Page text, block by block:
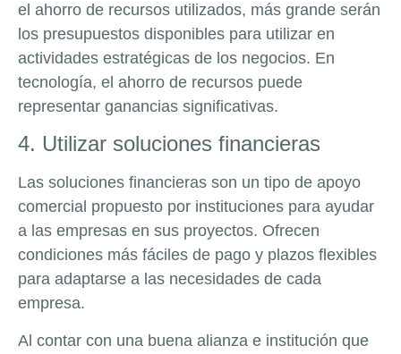
el ahorro de recursos utilizados, más grande serán
los presupuestos disponibles para utilizar en
actividades estratégicas de los negocios. En
tecnología, el ahorro de recursos puede
representar ganancias significativas.
4. Utilizar soluciones financieras
Las soluciones financieras son un tipo de apoyo
comercial propuesto por instituciones para ayudar
a las empresas en sus proyectos. Ofrecen
condiciones más fáciles de pago y plazos flexibles
para adaptarse a las necesidades de cada
empresa.
Al contar con una buena alianza e institución que